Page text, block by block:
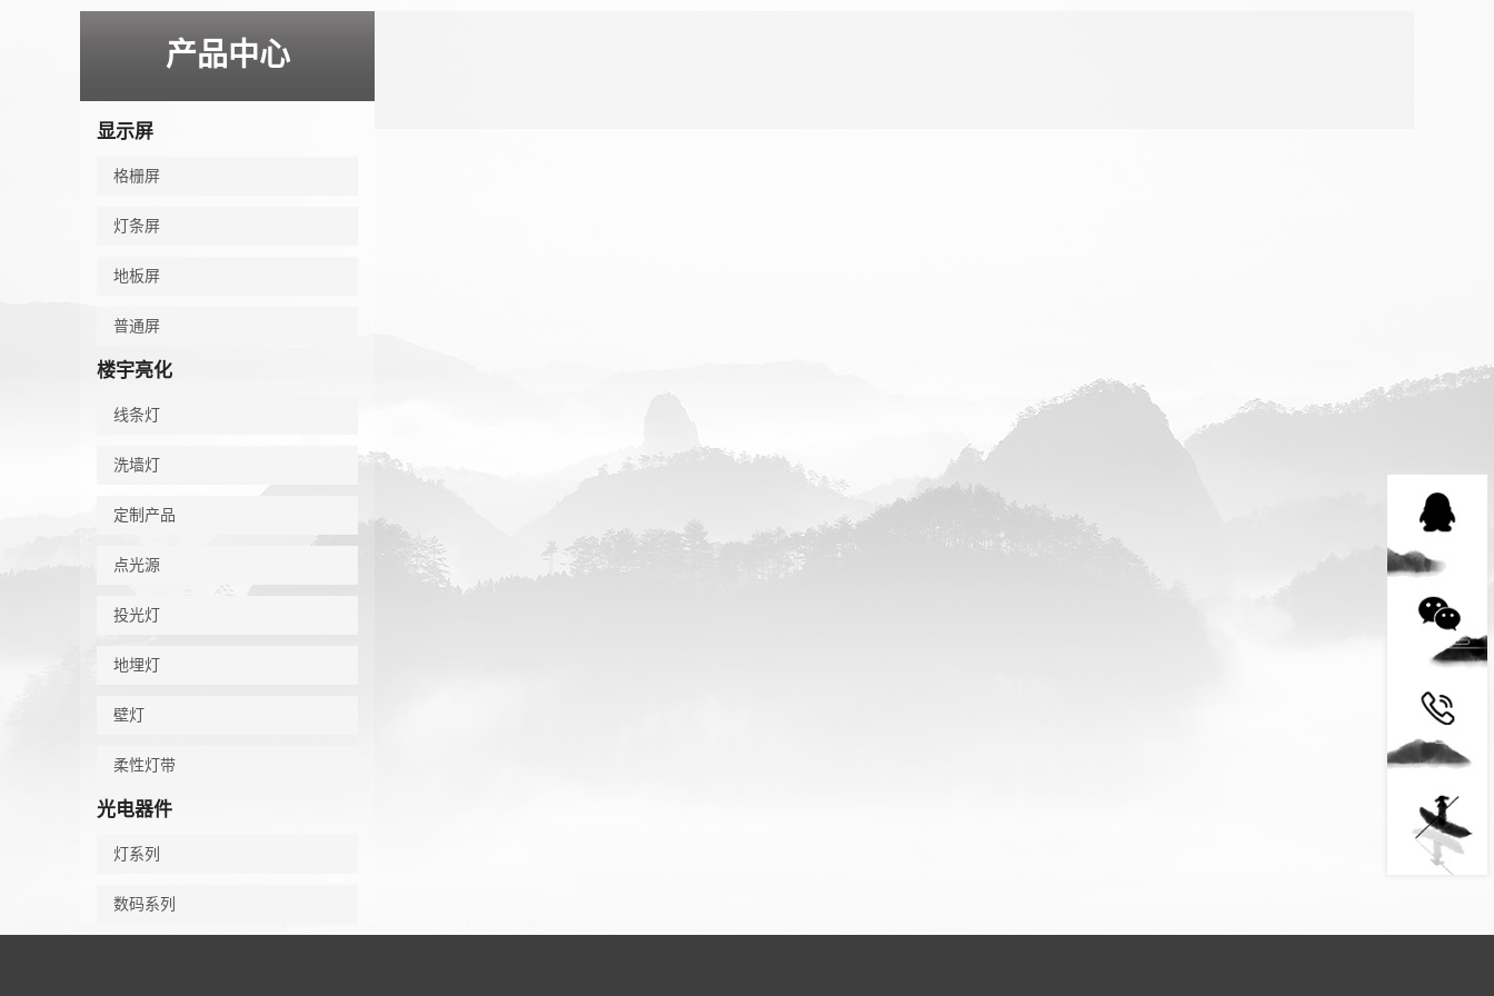
产品中心
显示屏
格栅屏
灯条屏
地板屏
普通屏
楼宇亮化
线条灯
洗墙灯
定制产品
点光源
投光灯
地埋灯
壁灯
柔性灯带
光电器件
灯系列
数码系列